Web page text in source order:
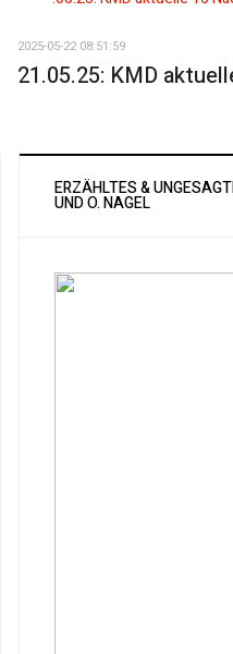
2025-05-22 08:51:59
21.05.25: KMD
ERZÄHLTES &
ND O. NAGEL